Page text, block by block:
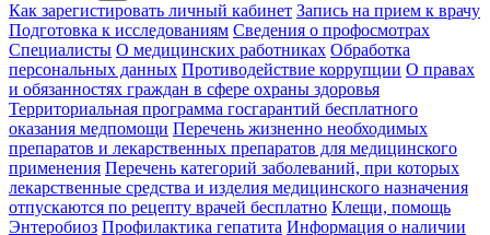
Как зарегистировать личный кабинет Запись на прием к врачу
Подготовка к исследованиям Сведения о профосмотрах
Специалисты О медицинских работниках Обработка
персональных данных Противодействие коррупции О правах
и обязанностях граждан в сфере охраны здоровья
Территориальная программа госгарантий бесплатного
оказания медпомощи Перечень жизненно необходимых
препаратов и лекарственных препаратов для медицинского
применения Перечень категорий заболеваний, при которых
лекарственные средства и изделия медицинского назначения
отпускаются по рецепту врачей бесплатно Клещи, помощь
Энтеробиоз Профилактика гепатита Информация о наличии